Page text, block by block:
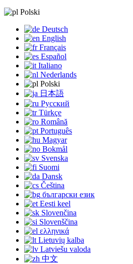
Polski
Deutsch
English
Français
Español
Italiano
Nederlands
Polski
日本語
Русский
Türkçe
Română
Português
Magyar
Bokmål
Svenska
Suomi
Dansk
Čeština
български език
Eesti keel
Slovenčina
Slovenščina
ελληνικά
Lietuvių kalba
Latviešu valoda
中文